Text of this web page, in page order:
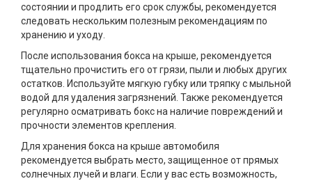
состоянии и продлить его срок службы, рекомендуется
следовать нескольким полезным рекомендациям по
хранению и уходу.
После использования бокса на крыше, рекомендуется
тщательно прочистить его от грязи, пыли и любых других
остатков. Используйте мягкую губку или тряпку с мыльной
водой для удаления загрязнений. Также рекомендуется
регулярно осматривать бокс на наличие повреждений и
прочности элементов крепления.
Для хранения бокса на крыше автомобиля
рекомендуется выбрать место, защищенное от прямых
солнечных лучей и влаги. Если у вас есть возможность,